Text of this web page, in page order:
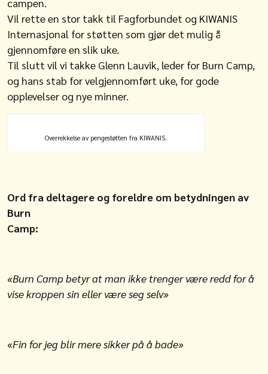
campen.
Vil rette en stor takk til Fagforbundet og KIWANIS
Internasjonal for støtten som gjør det mulig å
gjennomføre en slik uke.
Til slutt vil vi takke Glenn Lauvik, leder for Burn Camp,
og hans stab for velgjennomført uke, for gode
opplevelser og nye minner.
Overrekkelse av pengestøtten fra KIWANIS.
Ord fra deltagere og foreldre om betydningen av
Burn
Camp:
«Burn Camp betyr at man ikke trenger være redd for å
vise kroppen sin eller være seg selv»
«Fin for jeg blir mere sikker på å bade»